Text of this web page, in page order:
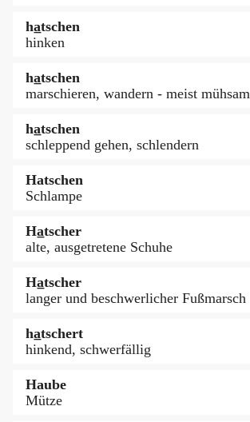
ha̲tschen
hinken
ha̲tschen
marschieren, wandern - meist mühsam
ha̲tschen
schleppend gehen, schlendern
Hatschen
Schlampe
Ha̲tscher
alte, ausgetretene Schuhe
Ha̲tscher
langer und beschwerlicher Fußmarsch
ha̲tschert
hinkend, schwerfällig
Haube
Mütze